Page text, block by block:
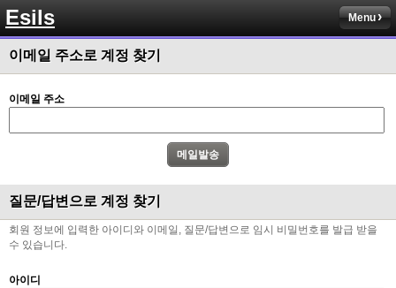
Esils Menu
이메일 주소로 계정 찾기
이메일 주소
질문/답변으로 계정 찾기
회원 정보에 입력한 아이디와 이메일, 질문/답변으로 임시 비밀번호를 발급 받을
수 있습니다.
아이디
채팅치믄 바로 반영 정상 ㅋ
접속자는 ip당 1명인가 보네요. 다른 브로우저로 접속해도 3명인거보면
esils
음
나가도 3이네 하핫 ...
고게임77